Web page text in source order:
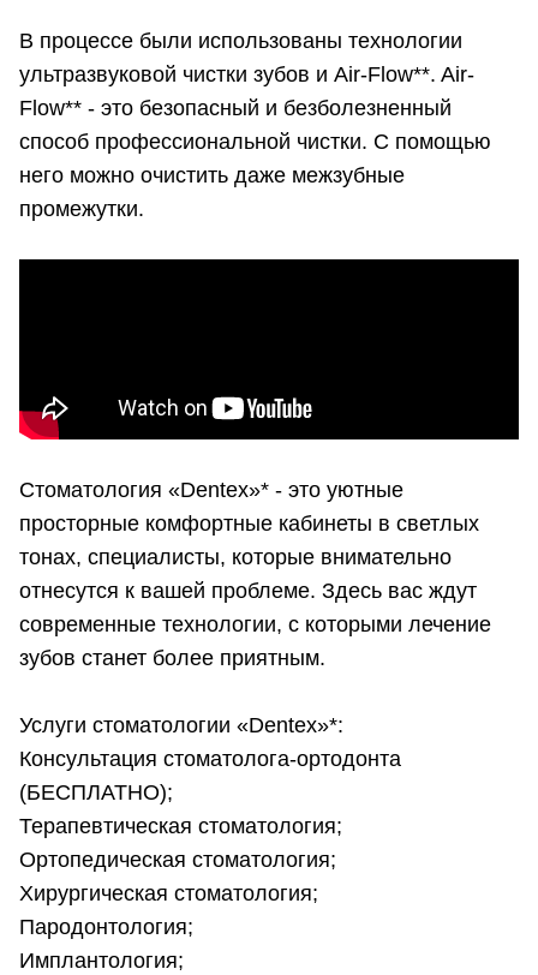
В процессе были использованы технологии
ультразвуковой чистки зубов и Air-Flow**. Air-
Flow** - это безопасный и безболезненный
способ профессиональной чистки. С помощью
него можно очистить даже межзубные
промежутки.
Стоматология «Dentex»* - это уютные
просторные комфортные кабинеты в светлых
тонах, специалисты, которые внимательно
отнесутся к вашей проблеме. Здесь вас ждут
современные технологии, с которыми лечение
зубов станет более приятным.
Услуги стоматологии «Dentex»*:
Консультация стоматолога-ортодонта
(БЕСПЛАТНО);
Терапевтическая стоматология;
Ортопедическая стоматология;
Хирургическая стоматология;
Пародонтология;
Имплантология;